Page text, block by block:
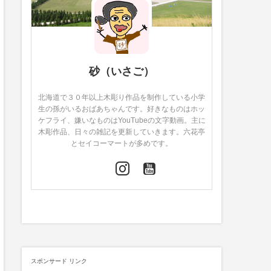
砂（いさご）
北海道で３０年以上木彫り作品を制作している小学
生の孫がいるおばあちゃんです。好きなものはホッ
ケフライ、嫌いなものはYouTubeの文字動画。主に
木彫作品、日々の雑記を更新していきます。六花亭
とセイコーマートが多めです。
スポンサード リンク